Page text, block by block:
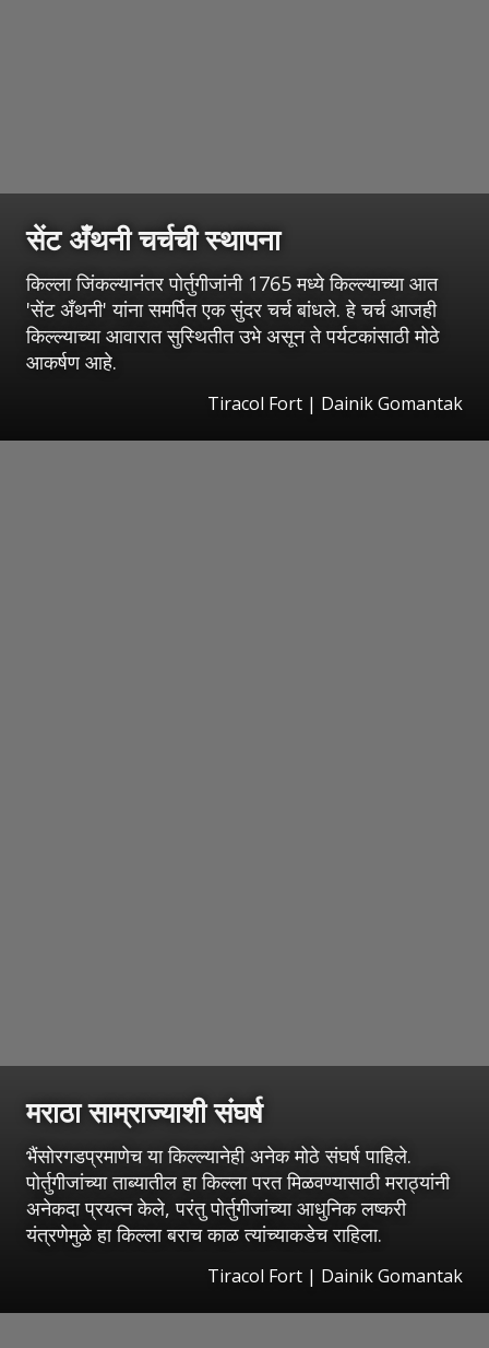
सेंट अँथनी चर्चची स्थापना
किल्ला जिंकल्यानंतर पोर्तुगीजांनी 1765 मध्ये किल्ल्याच्या आत
'सेंट अँथनी' यांना समर्पित एक सुंदर चर्च बांधले. हे चर्च आजही
किल्ल्याच्या आवारात सुस्थितीत उभे असून ते पर्यटकांसाठी मोठे
आकर्षण आहे.
Tiracol Fort | Dainik Gomantak
मराठा साम्राज्याशी संघर्ष
भैंसोरगडप्रमाणेच या किल्ल्यानेही अनेक मोठे संघर्ष पाहिले.
पोर्तुगीजांच्या ताब्यातील हा किल्ला परत मिळवण्यासाठी मराठ्यांनी
अनेकदा प्रयत्न केले, परंतु पोर्तुगीजांच्या आधुनिक लष्करी
यंत्रणेमुळे हा किल्ला बराच काळ त्यांच्याकडेच राहिला.
Tiracol Fort | Dainik Gomantak